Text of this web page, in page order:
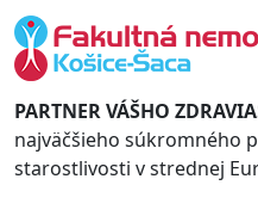
PARTNER VÁŠHO ZDRAVIA
najväčšieho súkromného
starostlivosti v strednej